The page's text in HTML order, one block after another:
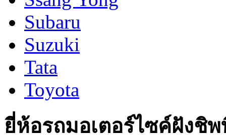
Subaru
Suzuki
Tata
Toyota
ยี่ห้อรถมอเตอร์ไซค์ฝังชิ